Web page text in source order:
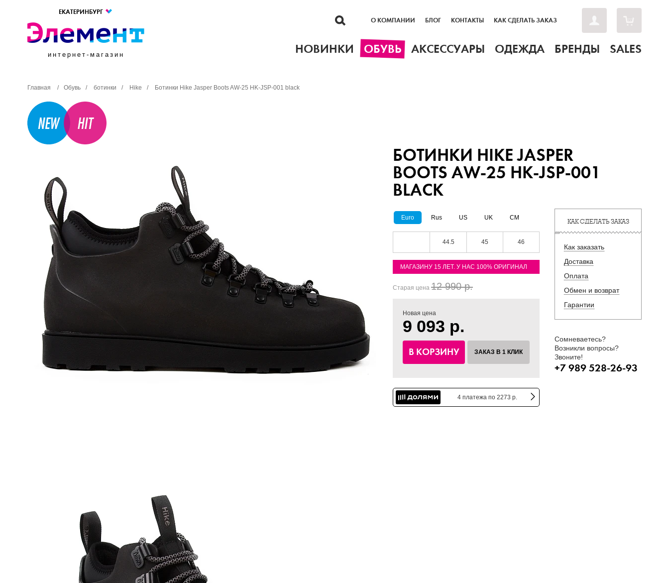
ЕКАТЕРИНБУРГ
интернет-магазин
О КОМПАНИИ БЛОГ КОНТАКТЫ КАК СДЕЛАТЬ ЗАКАЗ
НОВИНКИ ОБУВЬ АКСЕССУАРЫ ОДЕЖДА БРЕНДЫ SALES
Главная / Обувь / ботинки / Hike / Ботинки Hike Jasper Boots AW-25 HK-JSP-001 black
БОТИНКИ HIKE JASPER
BOOTS AW-25 HK-JSP-001
BLACK
Euro Rus US UK CM
44.5 45 46
МАГАЗИНУ 15 ЛЕТ. У НАС 100% ОРИГИНАЛ
Старая цена 12 990 р.
Новая цена
9 093 р.
В КОРЗИНУ ЗАКАЗ В 1 КЛИК
4 платежа по 2273 р.
КАК СДЕЛАТЬ ЗАКАЗ
Как заказать
Доставка
Оплата
Обмен и возврат
Гарантии
Сомневаетесь?
Возникли вопросы?
Звоните!
+7 989 528-26-93